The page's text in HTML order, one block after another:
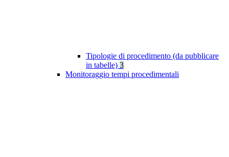
Tipologie di procedimento (da pubblicare
in tabelle) 3
Monitoraggio tempi procedimentali